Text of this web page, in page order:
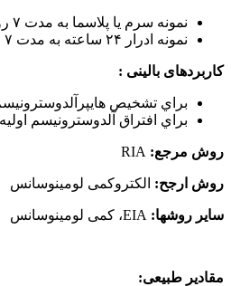
نمونه سرم یا پلاسما به مدت ۷ روز در C˚۴ و ۳۰ روز در C˚۲۰- پایدار است.
نمونه ادرار ۲۴ ساعته به مدت ۷ روز در C˚۴ و C˚۲۰- پایدار است.
کاربردهای بالینی :
براي تشخيص
براي افتراق آلدوسترونيسم
روش مرجع:
روش ارجح: الکتروکمی لومینوسانس
سایر روشها: EIA، کمی لومینوسانس
مقادیر طبیعی: